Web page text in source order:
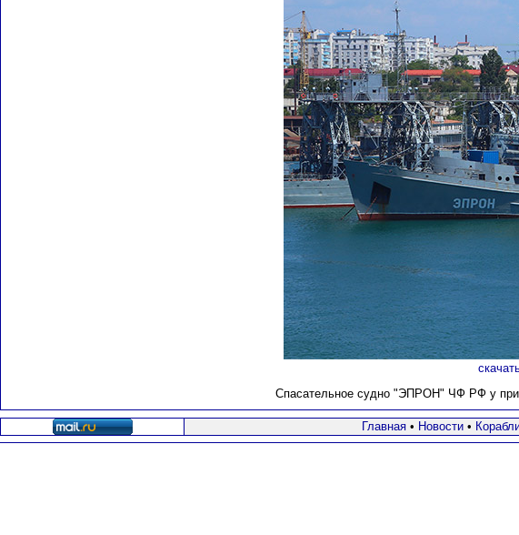
Спасательное судно "ЭПРОН" ЧФ РФ у
Главная• Новости•